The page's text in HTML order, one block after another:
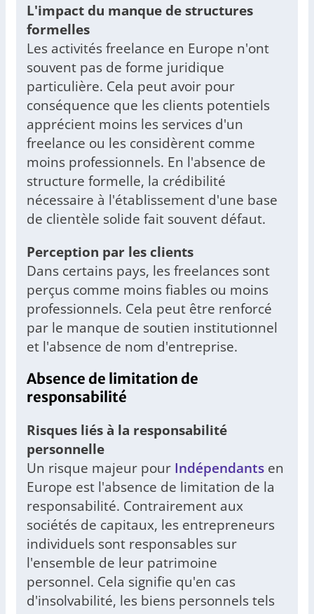
L'impact du manque de structures
formelles
Les activités freelance en Europe n'ont
souvent pas de forme juridique
particulière. Cela peut avoir pour
conséquence que les clients potentiels
apprécient moins les services d'un
freelance ou les considèrent comme
moins professionnels. En l'absence de
structure formelle, la crédibilité
nécessaire à l'établissement d'une base
de clientèle solide fait souvent défaut.
Perception par les clients
Dans certains pays, les freelances sont
perçus comme moins fiables ou moins
professionnels. Cela peut être renforcé
par le manque de soutien institutionnel
et l'absence de nom d'entreprise.
Absence de limitation de
responsabilité
Risques liés à la responsabilité
personnelle
Un risque majeur pour Indépendants en
Europe est l'absence de limitation de la
responsabilité. Contrairement aux
sociétés de capitaux, les entrepreneurs
individuels sont responsables sur
l'ensemble de leur patrimoine
personnel. Cela signifie qu'en cas
d'insolvabilité, les biens personnels tels